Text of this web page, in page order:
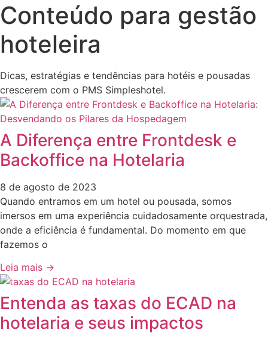
Conteúdo para gestão
hoteleira
Dicas, estratégias e tendências para hotéis e pousadas
crescerem com o PMS Simpleshotel.
A Diferença entre Frontdesk e
Backoffice na Hotelaria
8 de agosto de 2023
Quando entramos em um hotel ou pousada, somos
imersos em uma experiência cuidadosamente orquestrada,
onde a eficiência é fundamental. Do momento em que
fazemos o
Leia mais →
Entenda as taxas do ECAD na
hotelaria e seus impactos